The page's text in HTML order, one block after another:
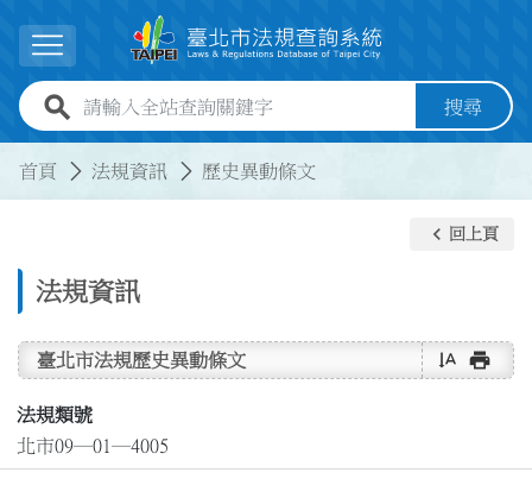
展開選單
全站查詢關鍵字欄位 搜尋
首頁 法規資訊 歷史異動條文
法規資訊
keyboard_arrow_left 回上頁
臺北市法規歷史異動條文 text_rotate_vertical print
法規類號
北市09─01─4005